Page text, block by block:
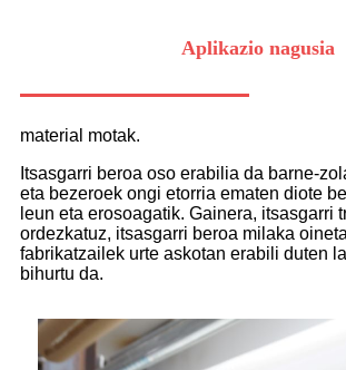
Aplikazio nagusia
material motak.
Itsasgarri beroa oso erabilia da barne-
eta bezeroek ongi etorria ematen diote
leun eta erosoagatik. Gainera, itsasgarri
ordezkatuz, itsasgarri beroa milaka
fabrikatzailek urte askotan erabili duten
bihurtu da.